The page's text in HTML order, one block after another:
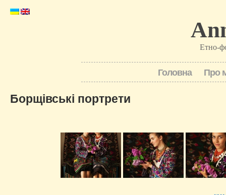
Етно-
Головна Про
Борщівські портрети